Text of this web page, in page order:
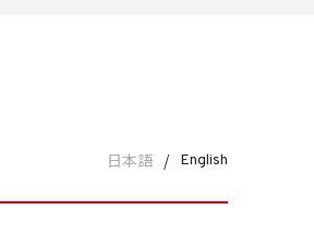
日本語 / English